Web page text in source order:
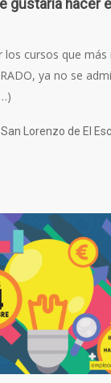
gustaría hacer
los cursos que más
ya no se
Lorenzo de El